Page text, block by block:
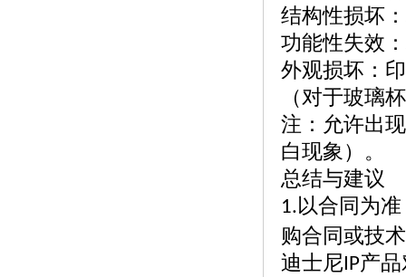
结构性损坏
功能性失效
外观损坏：
（对于玻璃
注：允许出
白现象）。
总结与建议
1. 以合同为
购合同或技
迪士尼IP产